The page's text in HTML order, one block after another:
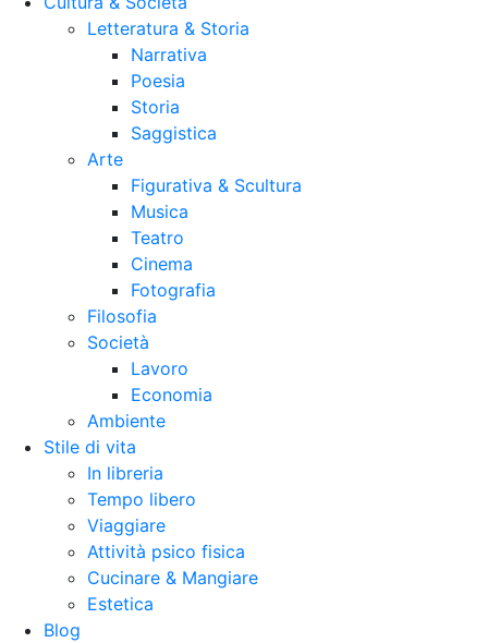
Letteratura & Storia
Narrativa
Poesia
Storia
Saggistica
Arte
Figurativa & Scultura
Musica
Teatro
Cinema
Fotografia
Filosofia
Società
Lavoro
Economia
Ambiente
Stile di vita
In libreria
Tempo libero
Viaggiare
Attività psico fisica
Cucinare & Mangiare
Estetica
Blog